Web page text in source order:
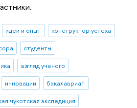
идеи и опыт
конструктор успеха
студенты
взгляд ученого
инновации
бакалавриат
чукотская экспедиция